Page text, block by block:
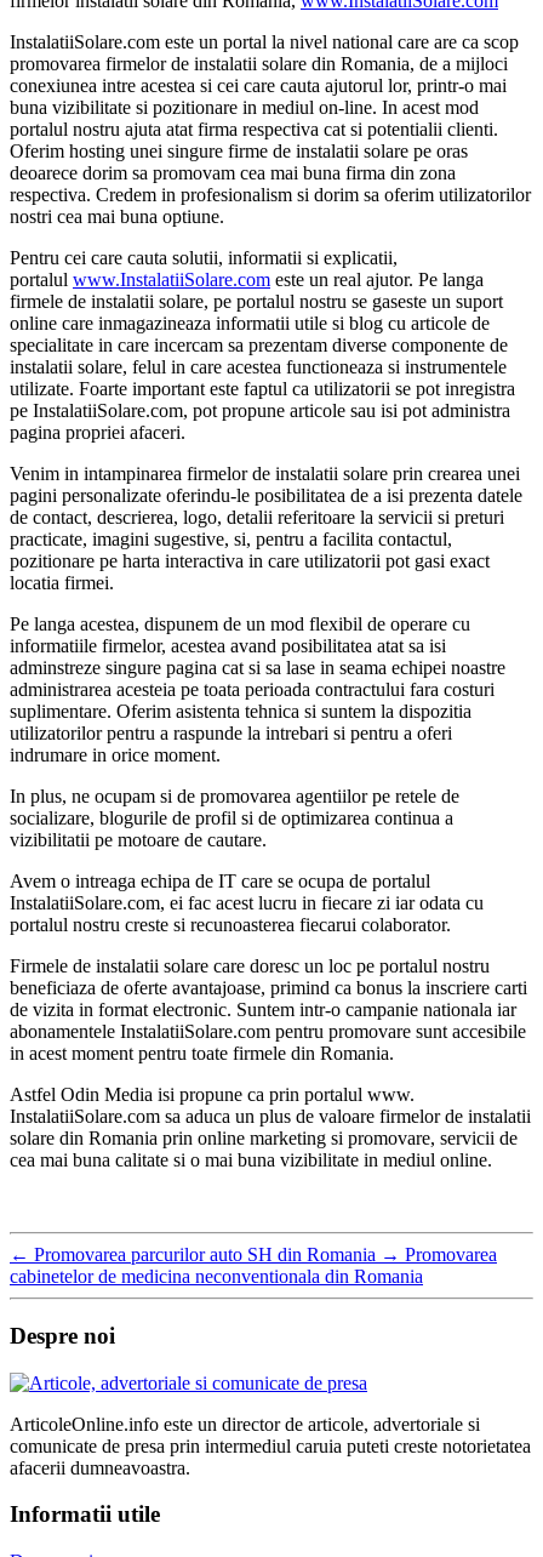
InstalatiiSolare.com este un portal la nivel national care are ca scop
promovarea firmelor de instalatii solare din Romania, de a mijloci
conexiunea intre acestea si cei care cauta ajutorul lor, printr-o mai
buna vizibilitate si pozitionare in mediul on-line. In acest mod
portalul nostru ajuta atat firma respectiva cat si potentialii clienti.
Oferim hosting unei singure firme de instalatii solare pe oras
deoarece dorim sa promovam cea mai buna firma din zona
respectiva. Credem in profesionalism si dorim sa oferim utilizatorilor
nostri cea mai buna optiune.
Pentru cei care cauta solutii, informatii si explicatii,
portalul www.InstalatiiSolare.com este un real ajutor. Pe langa
firmele de instalatii solare, pe portalul nostru se gaseste un suport
online care inmagazineaza informatii utile si blog cu articole de
specialitate in care incercam sa prezentam diverse componente de
instalatii solare, felul in care acestea functioneaza si instrumentele
utilizate. Foarte important este faptul ca utilizatorii se pot inregistra
pe InstalatiiSolare.com, pot propune articole sau isi pot administra
pagina propriei afaceri.
Venim in intampinarea firmelor de instalatii solare prin crearea unei
pagini personalizate oferindu-le posibilitatea de a isi prezenta datele
de contact, descrierea, logo, detalii referitoare la servicii si preturi
practicate, imagini sugestive, si, pentru a facilita contactul,
pozitionare pe harta interactiva in care utilizatorii pot gasi exact
locatia firmei.
Pe langa acestea, dispunem de un mod flexibil de operare cu
informatiile firmelor, acestea avand posibilitatea atat sa isi
adminstreze singure pagina cat si sa lase in seama echipei noastre
administrarea acesteia pe toata perioada contractului fara costuri
suplimentare. Oferim asistenta tehnica si suntem la dispozitia
utilizatorilor pentru a raspunde la intrebari si pentru a oferi
indrumare in orice moment.
In plus, ne ocupam si de promovarea agentiilor pe retele de
socializare, blogurile de profil si de optimizarea continua a
vizibilitatii pe motoare de cautare.
Avem o intreaga echipa de IT care se ocupa de portalul
InstalatiiSolare.com, ei fac acest lucru in fiecare zi iar odata cu
portalul nostru creste si recunoasterea fiecarui colaborator.
Firmele de instalatii solare care doresc un loc pe portalul nostru
beneficiaza de oferte avantajoase, primind ca bonus la inscriere carti
de vizita in format electronic. Suntem intr-o campanie nationala iar
abonamentele InstalatiiSolare.com pentru promovare sunt accesibile
in acest moment pentru toate firmele din Romania.
Astfel Odin Media isi propune ca prin portalul www.
InstalatiiSolare.com sa aduca un plus de valoare firmelor de instalatii
solare din Romania prin online marketing si promovare, servicii de
cea mai buna calitate si o mai buna vizibilitate in mediul online.
← Promovarea parcurilor auto SH din Romania → Promovarea
cabinetelor de medicina neconventionala din Romania
Despre noi
ArticoleOnline.info este un director de articole, advertoriale si
comunicate de presa prin intermediul caruia puteti creste notorietatea
afacerii dumneavoastra.
Informatii utile